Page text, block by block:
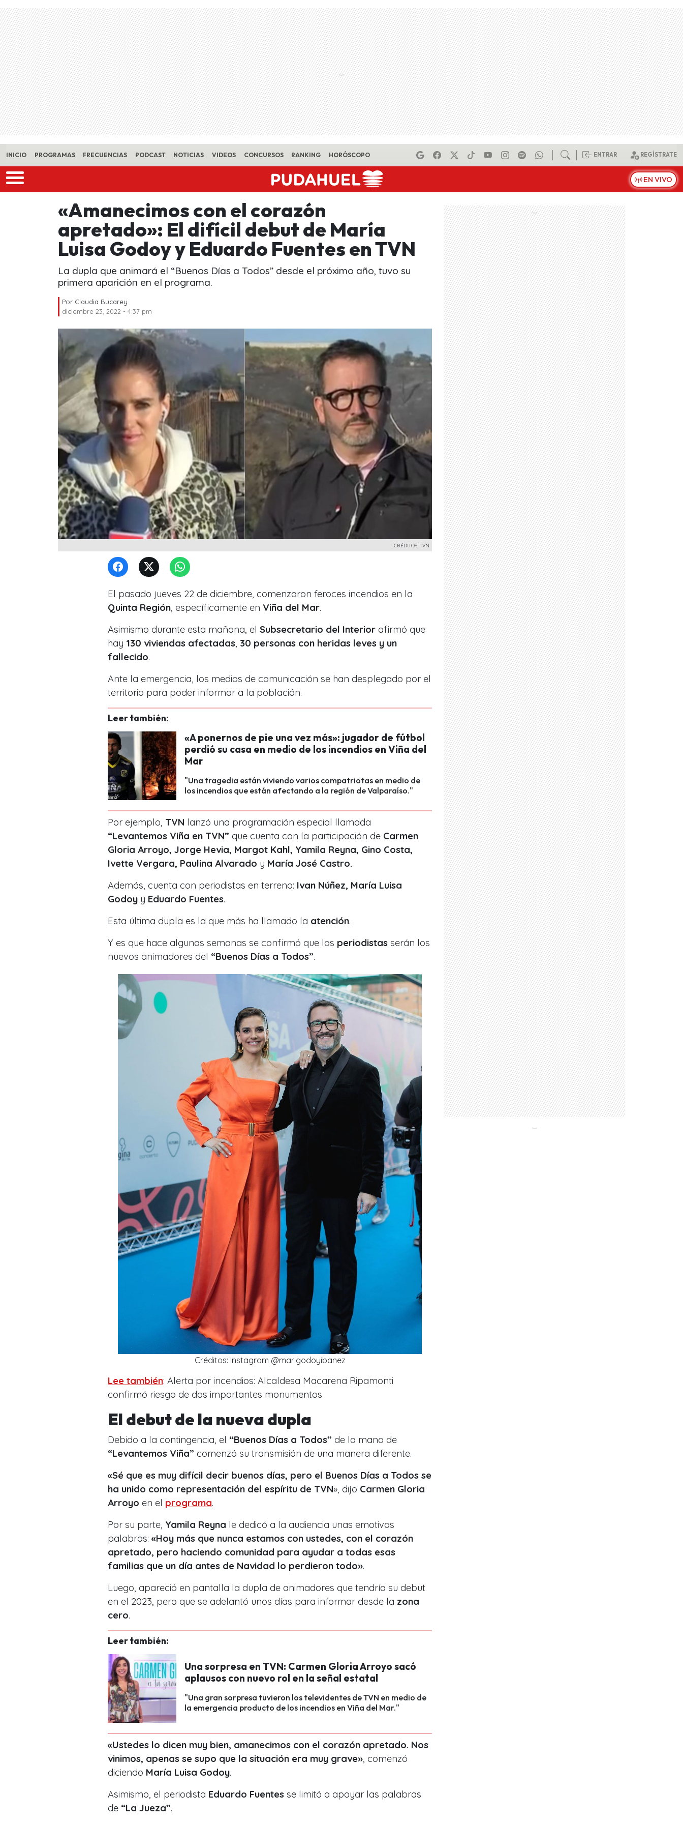
Skip to main content
INICIO PROGRAMAS FRECUENCIAS PODCAST NOTICIAS VIDEOS CONCURSOS RANKING HORÓSCOPO ENTRAR REGÍSTRATE
EN VIVO
«Amanecimos con el corazón
apretado»: El difícil debut de María
Luisa Godoy y Eduardo Fuentes en TVN
La dupla que animará el “Buenos Días a Todos” desde el próximo año, tuvo su
primera aparición en el programa.
Por Claudia Bucarey
diciembre 23, 2022 - 4:37 pm
CRÉDITOS: TVN
El pasado jueves 22 de diciembre, comenzaron feroces incendios en la
Quinta Región , específicamente en Viña del Mar.
Asimismo durante esta mañana, el Subsecretario del Interior afirmó que
hay 130 viviendas afectadas 30 personas con heridas leves y un
fallecido.
Ante la emergencia, los medios de comunicación se han desplegado por el
territorio para poder informar a la población.
Leer también:
«A ponernos de pie una vez más»: jugador de fútbol
perdió su casa en medio de los incendios en Viña del
Mar
"Una tragedia están viviendo varios compatriotas en medio de
los incendios que están afectando a la región de Valparaíso."
Por ejemplo, TVN lanzó una programación especial llamada
“Levantemos Viña en TVN” que cuenta con la participación de Carmen
Gloria Arroyo, Jorge Hevia, Margot Kahl, Yamila Reyna, Gino Costa,
Ivette Vergara, Paulina Alvarado y María José Castro.
Además, cuenta con periodistas en terreno: Ivan Núñez, María Luisa
Godoy y Eduardo Fuentes.
Esta última dupla es la que más ha llamado la atención.
Y es que hace algunas semanas se confirmó que los periodistas serán los
nuevos animadores del “Buenos Días a Todos”.
Créditos: Instagram @marigodoyibanez
Lee también: Alerta por incendios: Alcaldesa Macarena Ripamonti
confirmó riesgo de dos importantes monumentos
El debut de la nueva dupla
Debido a la contingencia, el “Buenos Días a Todos” de la mano de
“Levantemos Viña” comenzó su transmisión de una manera diferente.
«Sé que es muy difícil decir buenos días, pero el Buenos Días a Todos se
ha unido como representación del espíritu de TVN», dijo Carmen Gloria
Arroyo en el programa.
Por su parte, Yamila Reyna le dedicó a la audiencia unas emotivas
palabras: «Hoy más que nunca estamos con ustedes, con el corazón
apretado, pero haciendo comunidad para ayudar a todas esas
familias que un día antes de Navidad lo perdieron todo».
Luego, apareció en pantalla la dupla de animadores que tendría su debut
en el 2023, pero que se adelantó unos días para informar desde la zona
cero.
Leer también:
Una sorpresa en TVN: Carmen Gloria Arroyo sacó
aplausos con nuevo rol en la señal estatal
"Una gran sorpresa tuvieron los televidentes de TVN en medio de
la emergencia producto de los incendios en Viña del Mar."
«Ustedes lo dicen muy bien, amanecimos con el corazón apretado. Nos
vinimos, apenas se supo que la situación era muy grave», comenzó
diciendo María Luisa Godoy.
Asimismo, el periodista Eduardo Fuentes se limitó a apoyar las palabras
de “La Jueza”.